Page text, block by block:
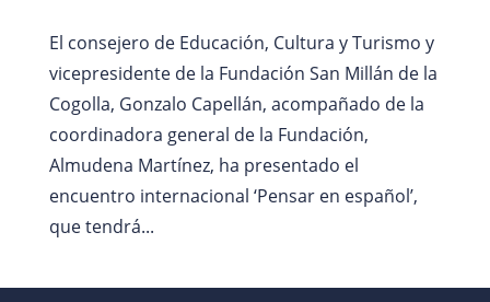
El consejero de Educación, Cultura y Turismo y
vicepresidente de la Fundación San Millán de la
Cogolla, Gonzalo Capellán, acompañado de la
coordinadora general de la Fundación,
Almudena Martínez, ha presentado el
encuentro internacional ‘Pensar en español’,
que tendrá...